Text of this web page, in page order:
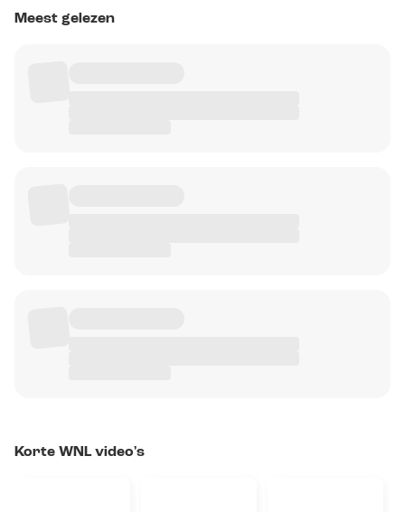
Meest gelezen
Korte WNL video's